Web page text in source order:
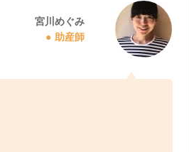
宮川めぐみ
助産師